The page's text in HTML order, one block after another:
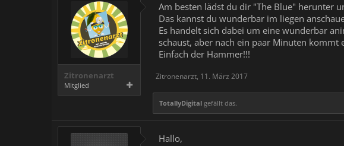
Zitronenarzt
Mitglied
Am besten lädst du dir "The Blue" herunter
Das kannst du wunderbar im liegen
Es handelt sich dabei um eine wunderbar
schaust, aber nach ein paar Minuten
Einfach der Hammer!!!
Zitronenarzt, 11. März 2017
TotallyDigital gefällt das.
Hallo,